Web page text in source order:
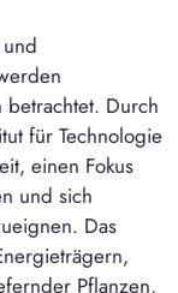
betrachtet. Durch
für Technologie
einen Fokus
und sich
Das
Pflanzen,